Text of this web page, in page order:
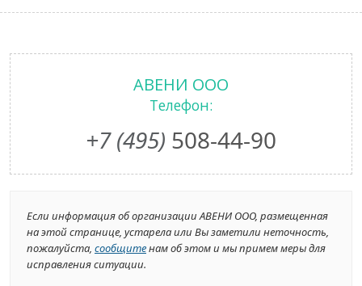
АВЕНИ ООО
Телефон:
+7 (495) 508-44-90
Если информация об организации АВЕНИ ООО, размещенная
на этой странице, устарела или Вы заметили неточность,
пожалуйста, сообщитенам об этом и мы примем меры для
исправления ситуации.